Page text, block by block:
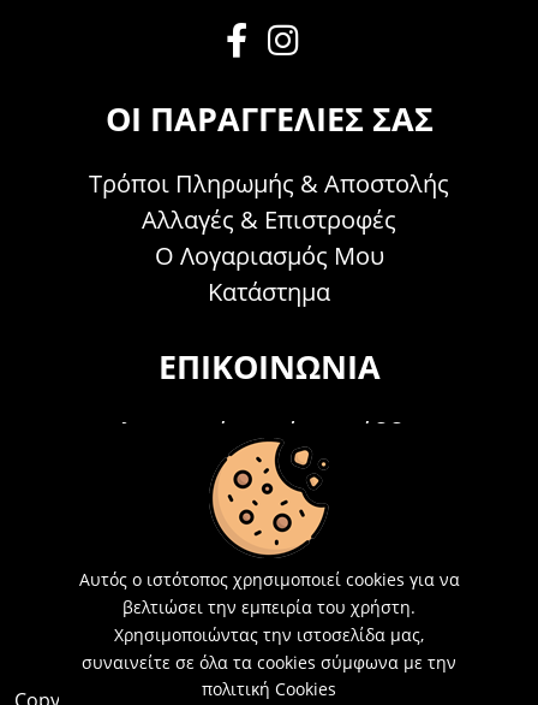
ΟΙ ΠΑΡΑΓΓΕΛΊΕΣ ΣΑΣ
Τρόποι Πληρωμής & Αποστολής
Αλλαγές & Επιστροφές
Ο Λογαριασμός Μου
Κατάστημα
ΕΠΙΚΟΙΝΩΝΊΑ
Τηλεφωνικά Δευτέρα - Σάββατο
09:00 - 15:00
Τ: 26214 00104
info@acosmetics.gr
Αυτός ο ιστότοπος χρησιμοποιεί cookies για να
βελτιώσει την εμπειρία του χρήστη.
Χρησιμοποιώντας την ιστοσελίδα μας,
συναινείτε σε όλα τα cookies σύμφωνα με την
πολιτική Cookies